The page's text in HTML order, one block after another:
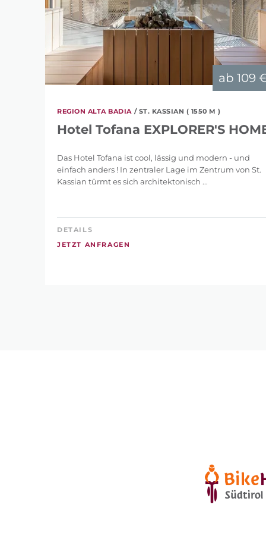
ab 109
REGION ALTA BADIA / ST. KASSIAN ( 1550 M )
Hotel Tofana EXPLORER'S
Das Hotel Tofana ist cool, lässig und modern - und
einfach anders ! In zentraler Lage im Zentrum von St.
Kassian türmt es sich architektonisch ...
DETAILS
JETZT ANFRAGEN